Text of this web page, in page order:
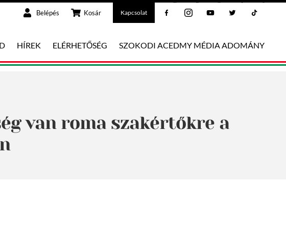
Belépés Kosár Kapcsolat
HÍREK ELÉRHETŐSÉG SZOKODI ACEDMY MÉDIA ADOMÁNY
van roma szakértőkre a